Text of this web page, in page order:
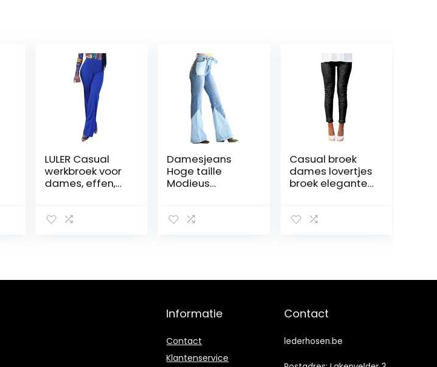
LULER Casual
werkbroek voor
dames, effen,
broek, Tech
Damesjeans
Hoge taille
Modieus
uitlopende
zakken
Casual broek
dames lovertjes
broek elegante
mode
Informatie
Contact
Klantenservice
Contact
lederhosen.be